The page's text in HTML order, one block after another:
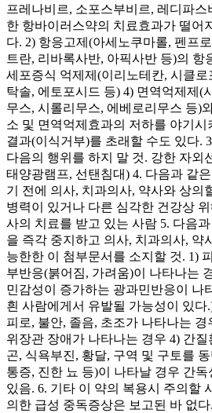
프레나비르, 소포스부비르, 레디파스
한 항바이러스약의 치료효과가 떨어
다. 2) 항응고제(아세노쿠마롤, 펜프
트란, 리바록사반, 아픽사반 등)의 항
세포증식 억제제(이리노테칸, 시클
탁솔, 에토포시드 등) 4) 면역억제제(
무스, 시롤리무스, 에베로리무스 등)
소 및 면역억제효과의 저하를 야기
결과(이식거부)를 초래할 수도 있다.
다음의 행위를 하지 말 것. 강한 자외
태양광램프, 선탠침대) 4. 다음과 같
기 전에 의사, 치과의사, 약사와 상의
병력이 있거나 다른 심각한 건강상
사의 치료를 받고 있는 사람 5. 다음
을 즉각 중지하고 의사, 치과의사, 약
능한한 이 첨부문서를 소지할 것. 1)
부반응(붉어짐, 가려움)이 나타나는
민감성이 증가하는 광과민반응이 나
흰 사람에게서 유발될 가능성이 있다
피로, 불안, 졸음, 초조가 나타나는 경
위장관 장애가 나타나는 경우 4) 간질
곤, 식욕부진, 황달, 구역 및 구토를
통증, 진한 뇨 등)이 나타날 경우 간
있음. 6. 기타 이 약의 복용시 주의할
의한 급성 중독증상은 보고된 바 없